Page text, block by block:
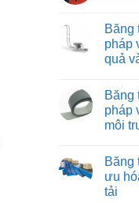
bình
luận
ở
Tuyển
lắp
ráp
máy
và
thiết
nghiệp
Băng
pháp
quả
bình
luận
ở
Băng
hình
ống:
giải
pháp
vận
Băng
pháp
môi
bình
luận
ở
Băng
Băng
ưu
tải